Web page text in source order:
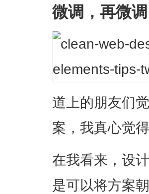
微调，再微调
道上的朋友们
案，我真心觉
在我看来，设
是可以将方案